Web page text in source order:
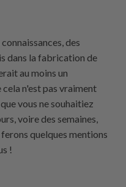
des
dans la fabrication de
au moins un
n'est pas vraiment
vous ne souhaitiez
voire des semaines,
quelques mentions
!